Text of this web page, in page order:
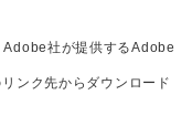
Adobe社が提供するAdobe
ンク先からダウンロード